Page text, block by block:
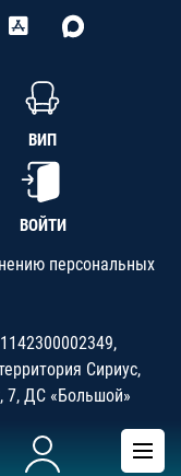
ВИП
ВОЙТИ
персональных
Сириус,
7, ДС «Большой»